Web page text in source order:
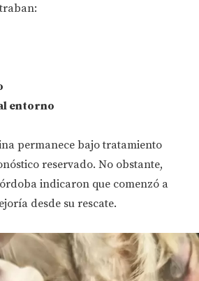
entorno
permanece bajo tratamiento
reservado. No obstante,
indicaron que comenzó a
desde su rescate.